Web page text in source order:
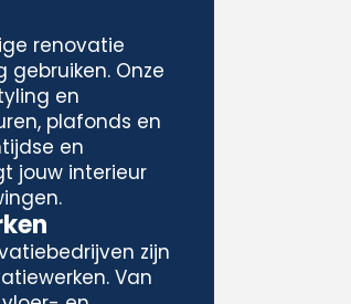
renovatie
Onze
en
plafonds en
en
jouw interieur
zijn
Van